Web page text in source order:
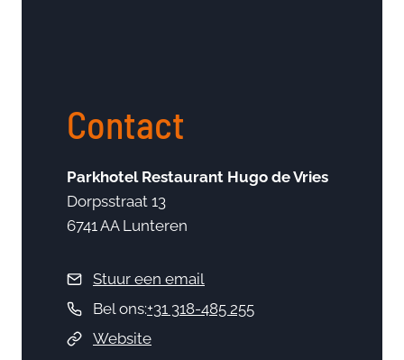
Contact
Parkhotel Restaurant Hugo de Vries
Dorpsstraat 13
6741 AA Lunteren
Stuur een email
Bel ons:+31 318-485 255
Website